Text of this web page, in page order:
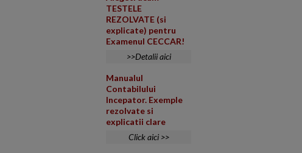
TESTELE
REZOLVATE (si
explicate) pentru
Examenul CECCAR!
>>Detalii aici
Manualul
Contabilului
Incepator. Exemple
rezolvate si
explicatii clare
Click aici >>